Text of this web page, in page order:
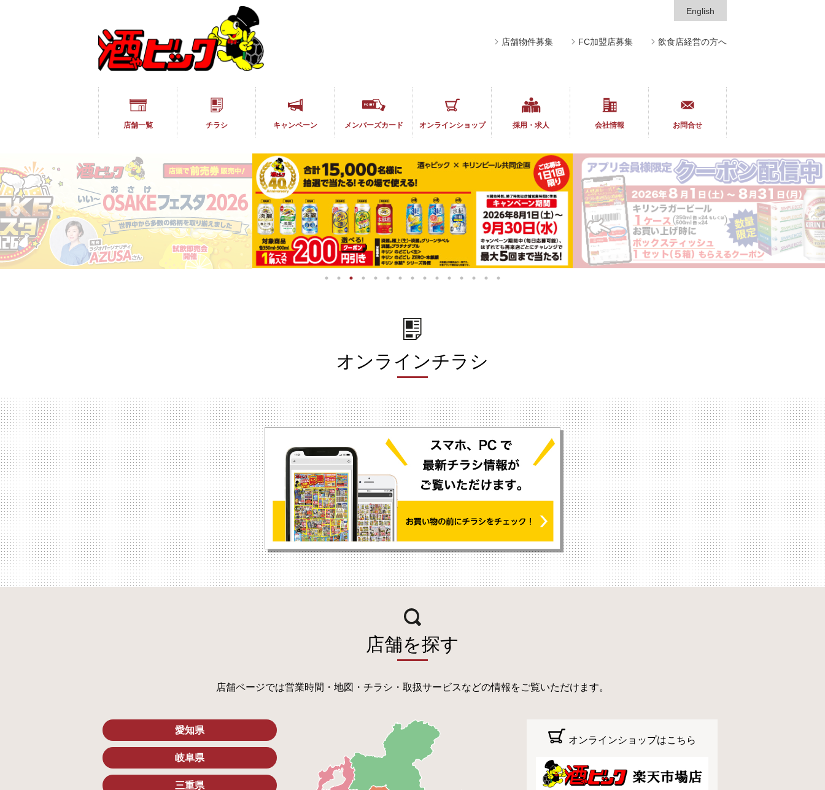
English
店舗物件募集 FC加盟店募集 飲食店経営の方へ
店舗一覧 チラシ キャンペーン メンバーズカード オンラインショップ 採用・求人 会社情報 お問合せ
オンラインチラシ
店舗を探す
店舗ページでは営業時間・地図・チラシ・取扱サービスなどの情報をご覧いただけます。
愛知県
岐阜県
三重県
オンラインショップはこちら